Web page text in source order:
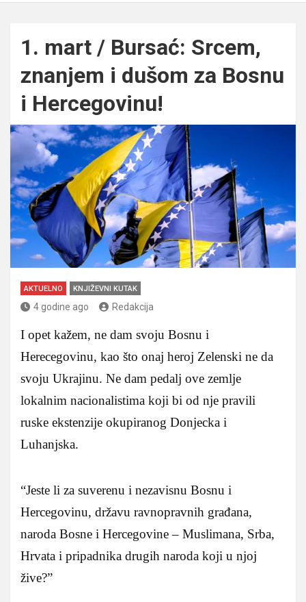
1. mart / Bursać: Srcem,
znanjem i dušom za Bosnu
i Hercegovinu!
AKTUELNO KNJIŽEVNI KUTAK
4 godine ago Redakcija
I opet kažem, ne dam svoju Bosnu i
Herecegovinu, kao što onaj heroj Zelenski ne da
svoju Ukrajinu. Ne dam pedalj ove zemlje
lokalnim nacionalistima koji bi od nje pravili
ruske ekstenzije okupiranog Donjecka i
Luhanjska.
“Jeste li za suverenu i nezavisnu Bosnu i
Hercegovinu, državu ravnopravnih građana,
naroda Bosne i Hercegovine – Muslimana, Srba,
Hrvata i pripadnika drugih naroda koji u njoj
žive?”